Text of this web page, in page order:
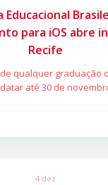
Educacional
para iOS abre
Recife
qualquer graduação
até 30 de
4 dez